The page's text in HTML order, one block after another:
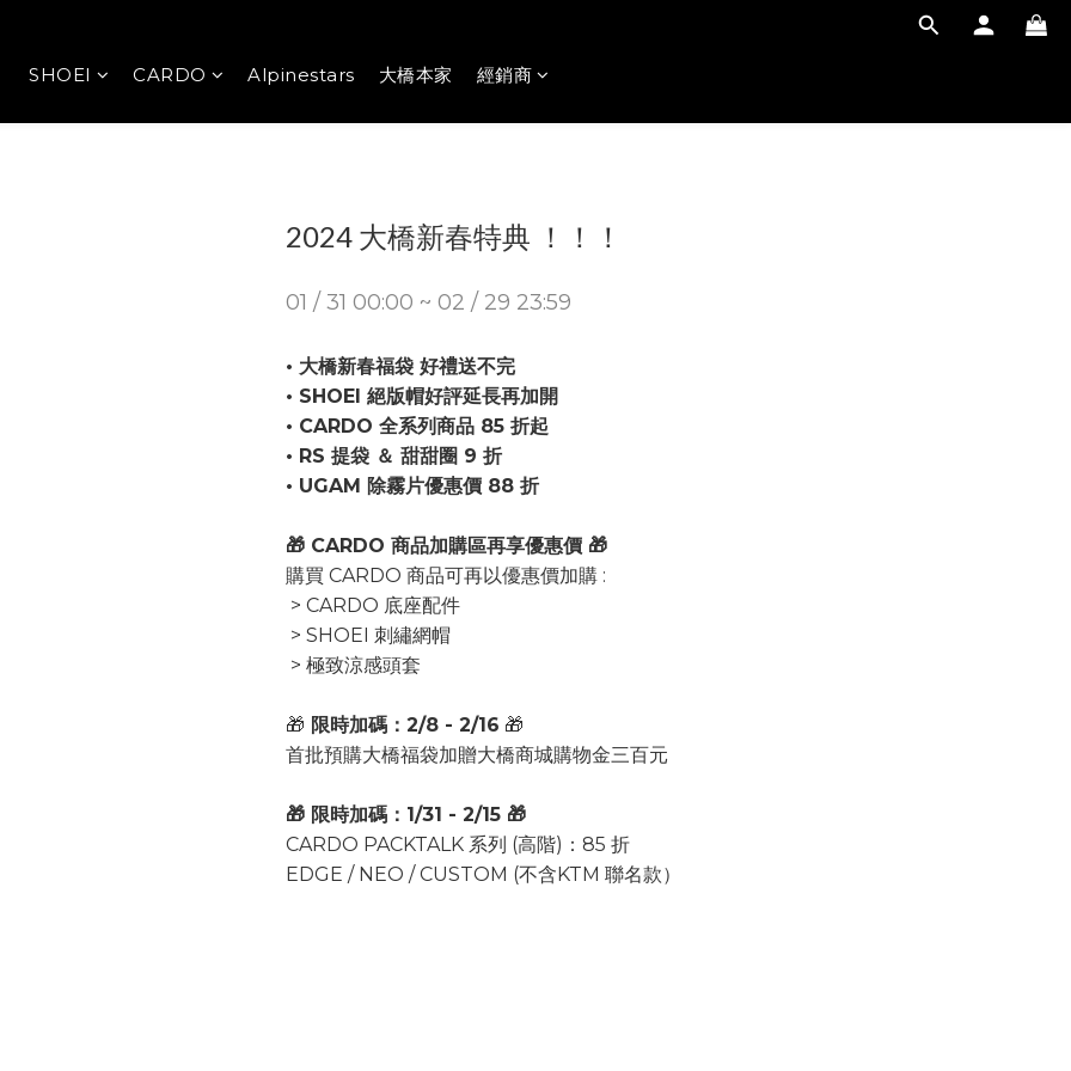
SHOEI CARDO Alpinestars 大橋本家 經銷商
2024 大橋新春特典 ！！！
01 / 31 00:00 ~ 02 / 29 23:59
• 大橋新春福袋 好禮送不完
• SHOEI 絕版帽好評延長再加開
• CARDO 全系列商品 85 折起
• RS 提袋 ＆ 甜甜圈 9 折
• UGAM 除霧片優惠價 88 折
🎁 CARDO 商品加購區再享優惠價 🎁
購買 CARDO 商品可再以優惠價加購 :
> CARDO 底座配件
> SHOEI 刺繡網帽
> 極致涼感頭套
🎁 限時加碼：2/8 - 2/16 🎁
首批預購大橋福袋加贈大橋商城購物金三百元
🎁 限時加碼：1/31 - 2/15 🎁
CARDO PACKTALK 系列 (高階)：85 折
EDGE / NEO / CUSTOM (不含KTM 聯名款）